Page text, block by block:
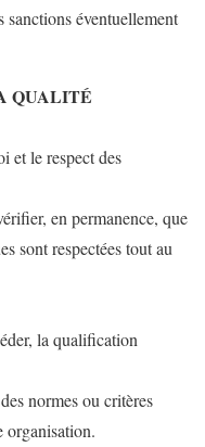
sanctions éventuellement
QUALITÉ
et le respect des
en permanence, que
sont respectées tout au
la qualification
normes ou critères
organisation.